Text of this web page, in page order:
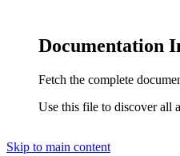
Documentation
Fetch the complete
Use this file to discover all
Skip to main content